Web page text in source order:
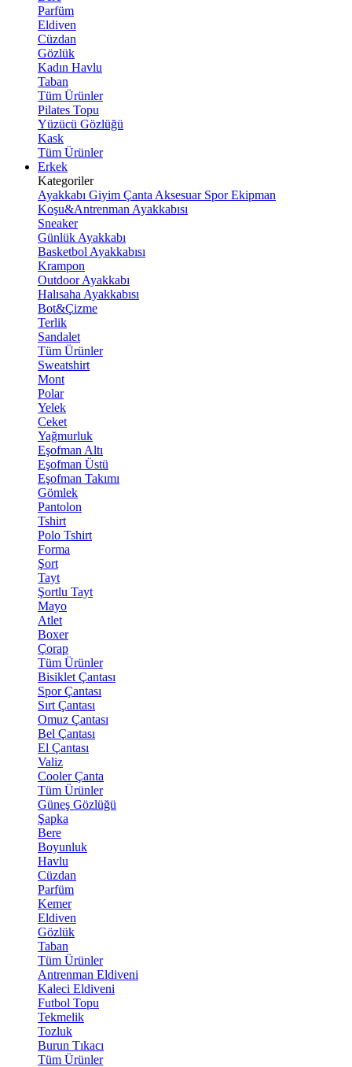
Parfüm
Eldiven
Cüzdan
Gözlük
Kadın Havlu
Taban
Tüm Ürünler
Pilates Topu
Yüzücü Gözlüğü
Kask
Tüm Ürünler
Erkek
Kategoriler
Ayakkabı Giyim Çanta Aksesuar Spor Ekipman
Koşu&Antrenman Ayakkabısı
Sneaker
Günlük Ayakkabı
Basketbol Ayakkabısı
Krampon
Outdoor Ayakkabı
Halısaha Ayakkabısı
Bot&Çizme
Terlik
Sandalet
Tüm Ürünler
Sweatshirt
Mont
Polar
Yelek
Ceket
Yağmurluk
Eşofman Altı
Eşofman Üstü
Eşofman Takımı
Gömlek
Pantolon
Tshirt
Polo Tshirt
Forma
Şort
Tayt
Şortlu Tayt
Mayo
Atlet
Boxer
Çorap
Tüm Ürünler
Bisiklet Çantası
Spor Çantası
Sırt Çantası
Omuz Çantası
Bel Çantası
El Çantası
Valiz
Cooler Çanta
Tüm Ürünler
Güneş Gözlüğü
Şapka
Bere
Boyunluk
Havlu
Cüzdan
Parfüm
Kemer
Eldiven
Gözlük
Taban
Tüm Ürünler
Antrenman Eldiveni
Kaleci Eldiveni
Futbol Topu
Tekmelik
Tozluk
Burun Tıkacı
Tüm Ürünler